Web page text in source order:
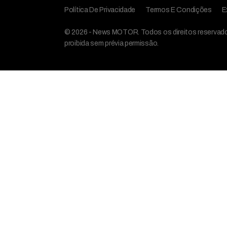
Política De Privacidade Termos E Condições
© 2026 - News MOTOR. Todos os direitos
proibida sem prévia permissão.